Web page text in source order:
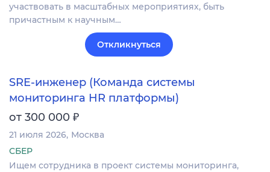
участвовать в масштабных мероприятиях, быть
причастным к научным…
Откликнуться
SRE-инженер (Команда системы
мониторинга HR платформы)
от 300 000 ₽
21 июля 2026 Москва
СБЕР
Ищем сотрудника в проект системы мониторинга,